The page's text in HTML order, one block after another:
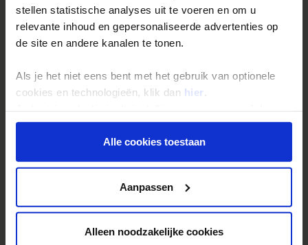
stellen statistische analyses uit te voeren en om u
relevante inhoud en gepersonaliseerde advertenties op
de site en andere kanalen te tonen.
Als je het niet eens bent met het gebruik van optionele
cookies en technologieën, klik dan hier
onder aan de pagina op elk gewenst moment voor de
toekomst wijzigen.Alle cookies toestaan
Aanpassen
Alleen noodzakelijke cookies
Veelgestelde vragen
Inloggen op mijn.Shoestring
Reisthema's
Groepsreizen
Single reizen
Gegarandeerde reizen
Over Shoestring